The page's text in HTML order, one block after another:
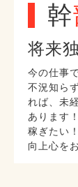
幹
将来
今の仕事
不況知ら
れば、未
あります！
稼ぎたい
向上心を